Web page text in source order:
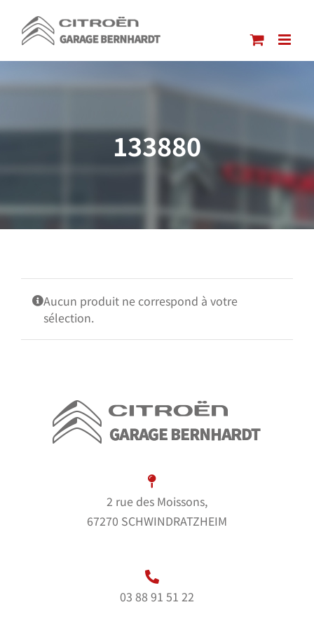
contenu
133880
Aucun produit ne correspond à votre
sélection.
2 rue des Moissons,
67270 SCHWINDRATZHEIM
03 88 91 51 22